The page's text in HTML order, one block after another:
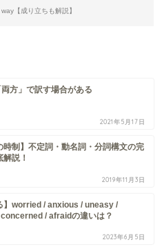
【成り立ちも解説】
方」で訳す場合がある
2021年5月17日
時制】不定詞・動名詞・分詞構文の完
説！
2019年11月3日
】worried / anxious / uneasy /
/ afraidの違いは？
2023年6月5日